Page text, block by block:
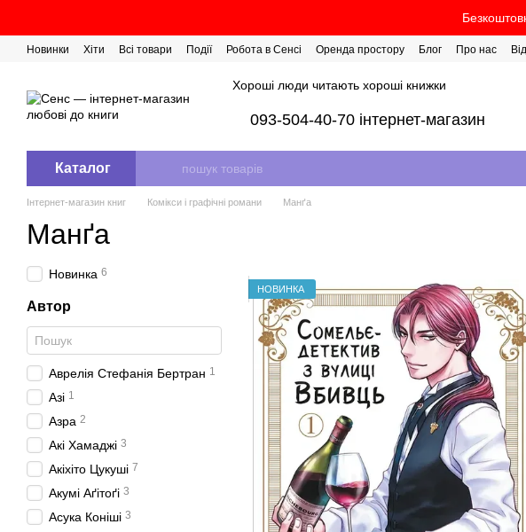
Новинки Хіти Всі товари Події Робота в Сенсі Оренда простору Блог Про нас
Хороші люди читають хороші книжки
093-504-40-70 інтернет-магазин
Каталог
Інтернет-магазин книг Комікси і графічні романи Манґа
Манґа
НОВИНКА
Новинка 6
Автор
Аврелія Стефанія Бертран 1
Азі 1
Азра 2
Акі Хамаджі 3
Акіхіто Цукуші 7
Акумі Аґітоґі 3
Асука Коніші 3